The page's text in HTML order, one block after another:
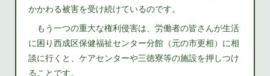
かかわる被害を受け続けているのです。
もう一つの重大な権利侵害は、労働者の皆さんが生活
に困り西成区保健福祉センター分館（元の市更相）に相
談に行くと、ケアセンターや三徳寮等の施設を押しつけ
ることです。